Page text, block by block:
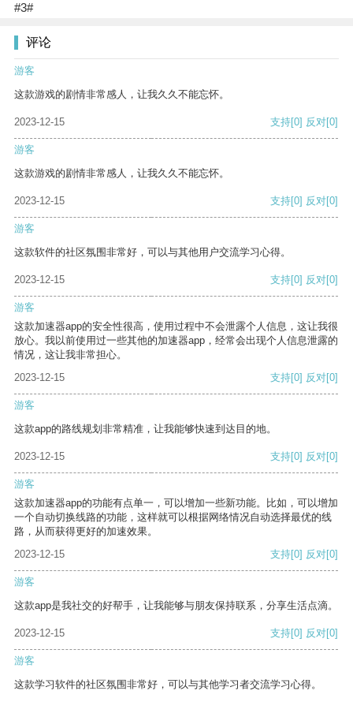
#3#
评论
游客
这款游戏的剧情非常感人，让我久久不能忘怀。
2023-12-15 支持[0] 反对[0]
游客
这款游戏的剧情非常感人，让我久久不能忘怀。
2023-12-15 支持[0] 反对[0]
游客
这款软件的社区氛围非常好，可以与其他用户交流学习心得。
2023-12-15 支持[0] 反对[0]
游客
这款加速器app的安全性很高，使用过程中不会泄露个人信息，这让我很
放心。我以前使用过一些其他的加速器app，经常会出现个人信息泄露的
情况，这让我非常担心。
2023-12-15
支持[0] 反对[0]
游客
这款app的路线规划非常精准，让我能够快速到达目的地。
2023-12-15 支持[0] 反对[0]
游客
这款加速器app的功能有点单一，可以增加一些新功能。比如，可以增加
一个自动切换线路的功能，这样就可以根据网络情况自动选择最优的线
路，从而获得更好的加速效果。
2023-12-15
支持[0] 反对[0]
游客
这款app是我社交的好帮手，让我能够与朋友保持联系，分享生活点滴。
2023-12-15 支持[0] 反对[0]
游客
这款学习软件的社区氛围非常好，可以与其他学习者交流学习心得。